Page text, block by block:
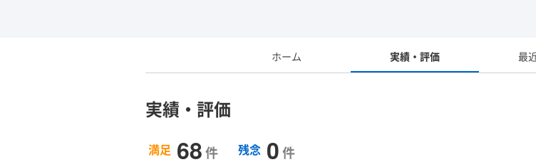
ホーム 実績・評価 最
実績・評価
満足 68件 残念 0件